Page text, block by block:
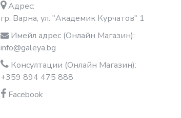
Адрес:
гр. Варна, ул. "Академик Курчатов" 1
Имейл адрес (Онлайн Магазин):
info@galeya.bg
Консултации (Онлайн Магазин):
+359 894 475 888
Facebook